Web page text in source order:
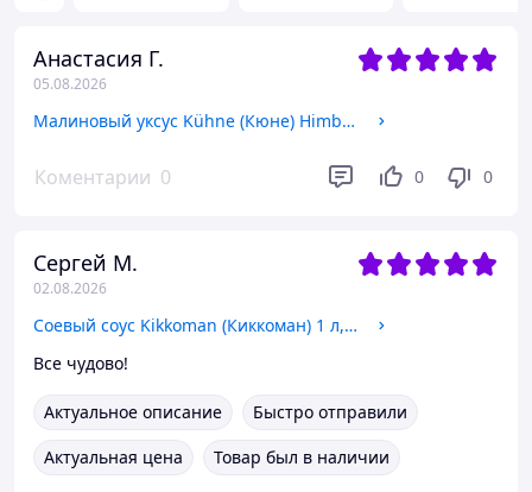
Анастасия Г.
05.08.2026
Малиновый уксус Kühne (Кюне) Himber Essig 250 мл
Коментарии 0 0 0
Сергей М.
02.08.2026
Соевый соус Kikkoman (Киккоман) 1 л, классический натуральный брожение, ПЭТ
Все чудово!
Актуальное описание
Быстро отправили
Актуальная цена
Товар был в наличии